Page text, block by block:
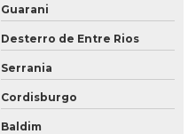
Guarani
Desterro de Entre Rios
Serrania
Cordisburgo
Baldim